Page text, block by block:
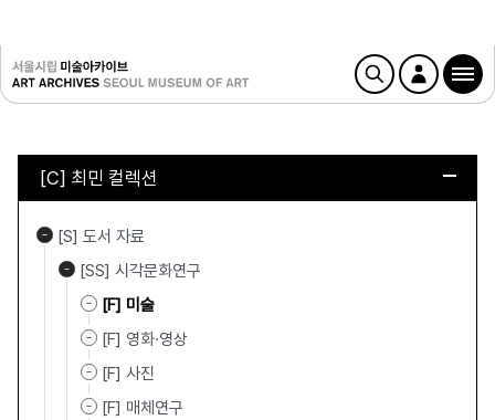
[C] 최민 컬렉션
[S] 도서 자료
[SS] 시각문화연구
[F] 미술
[F] 영화·영상
[F] 사진
[F] 매체연구